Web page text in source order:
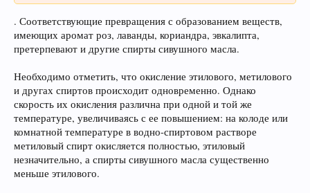
. Соответствующие превращения с образованием веществ,
имеющих аромат роз, лаванды, кориандра, эвкалипта,
претерпевают и другие спирты сивушного масла.
Необходимо отметить, что окисление этилового, метилового
и другах спиртов происходит одновременно. Однако
скорость их окисления различна при одной и той же
температуре, увеличиваясь с ее повышением: на колоде или
комнатной температуре в водно-спиртовом растворе
метиловый спирт окисляется полностью, этиловый
незначительно, а спирты сивушного масла существенно
меньше этилового.